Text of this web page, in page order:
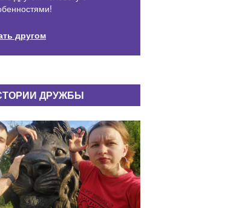
другом
ДРУЖБЫ